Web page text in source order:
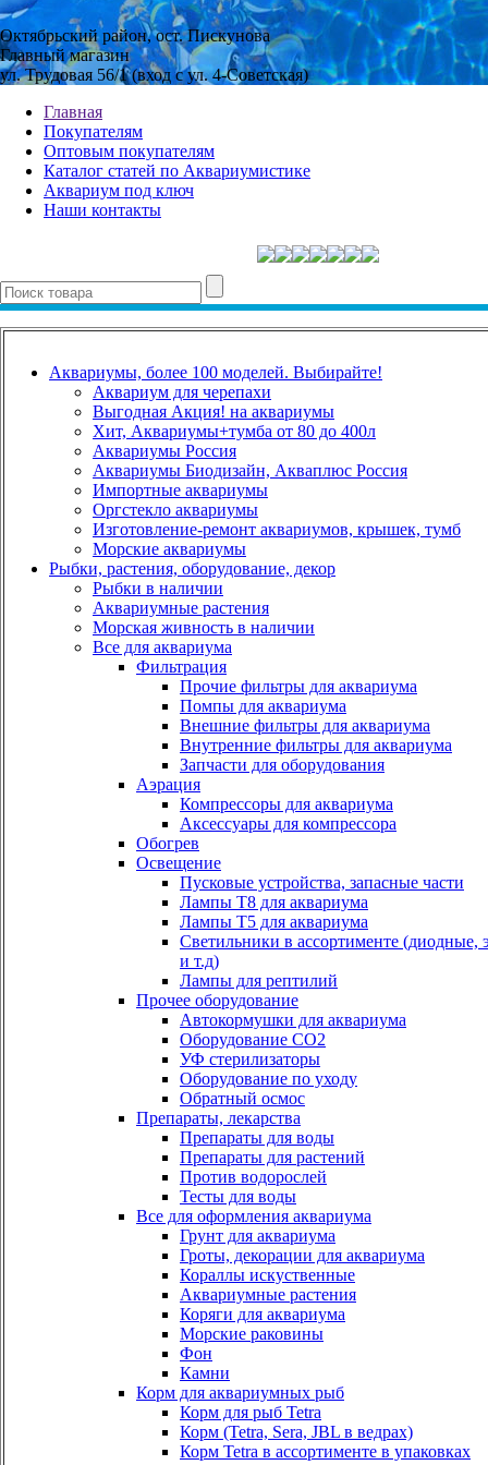
Октябрьский район, ост. Пискунова
Главный магазин
ул. Трудовая 56/1 (вход с ул. 4-Советская)
Главная
Покупателям
Оптовым покупателям
Каталог статей по Аквариумистике
Аквариум под ключ
Наши контакты
Аквариумы, более 100 моделей. Выбирайте!
Аквариум для черепахи
Выгодная Акция! на аквариумы
Хит, Аквариумы+тумба от 80 до 400л
Аквариумы Россия
Аквариумы Биодизайн, Акваплюс Россия
Импортные аквариумы
Оргстекло аквариумы
Изготовление-ремонт аквариумов, крышек, тумб
Морские аквариумы
Рыбки, растения, оборудование, декор
Рыбки в наличии
Аквариумные растения
Морская живность в наличии
Все для аквариума
Фильтрация
Прочие фильтры для аквариума
Помпы для аквариума
Внешние фильтры для аквариума
Внутренние фильтры для аквариума
Запчасти для оборудования
Аэрация
Компрессоры для аквариума
Аксессуары для компрессора
Обогрев
Освещение
Пусковые устройства, запасные части
Лампы Т8 для аквариума
Лампы Т5 для аквариума
Светильники в ассортименте (диодные,
и т.д)
Лампы для рептилий
Прочее оборудование
Автокормушки для аквариума
Оборудование СО2
УФ стерилизаторы
Оборудование по уходу
Обратный осмос
Препараты, лекарства
Препараты для воды
Препараты для растений
Против водорослей
Тесты для воды
Все для оформления аквариума
Грунт для аквариума
Гроты, декорации для аквариума
Кораллы искуственные
Аквариумные растения
Коряги для аквариума
Морские раковины
Фон
Камни
Корм для аквариумных рыб
Корм для рыб Tetra
Корм (Tetra, Sera, JBL в ведрах)
Корм Tetra в ассортименте в упаковках